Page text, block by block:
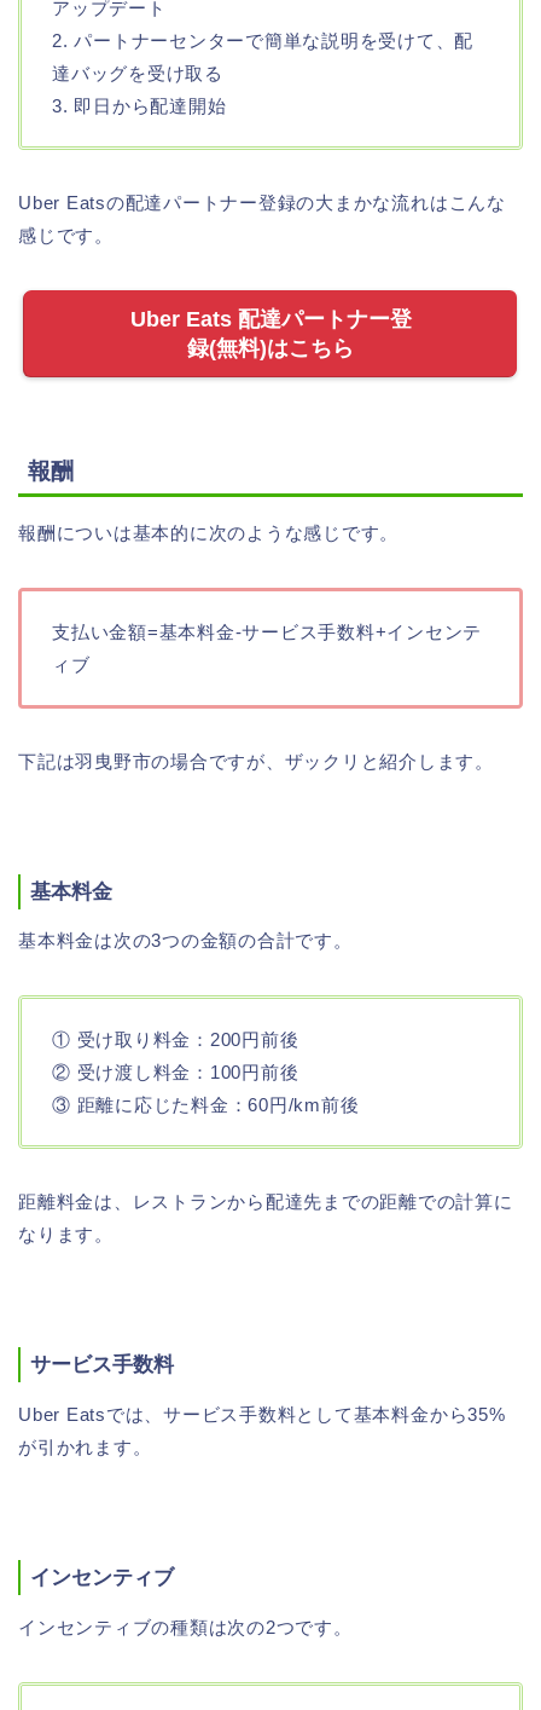
アップデート
2. パートナーセンターで簡単な説明を受けて、配
達バッグを受け取る
3. 即日から配達開始
Uber Eatsの配達パートナー登録の大まかな流れはこんな
感じです。
Uber Eats 配達パートナー登
録(無料)はこちら
報酬
報酬についは基本的に次のような感じです。
支払い金額=基本料金-サービス手数料+インセンテ
ィブ
下記は羽曳野市の場合ですが、ザックリと紹介します。
基本料金
基本料金は次の3つの金額の合計です。
① 受け取り料金：200円前後
② 受け渡し料金：100円前後
③ 距離に応じた料金：60円/km前後
距離料金は、レストランから配達先までの距離での計算に
なります。
サービス手数料
Uber Eatsでは、サービス手数料として基本料金から35%
が引かれます。
インセンティブ
インセンティブの種類は次の2つです。